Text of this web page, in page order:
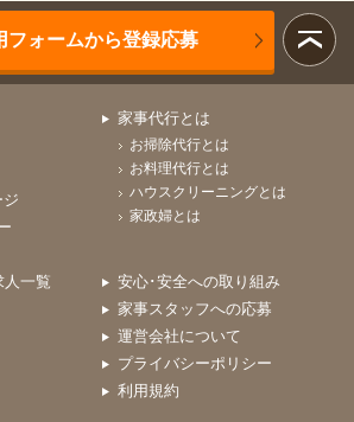
フォームから登録応募
家事代行とは
お掃除代行とは
お料理代行とは
ハウスクリーニングとは
家政婦とは
人一覧
安心･安全への取り組み
家事スタッフへの応募
運営会社について
プライバシーポリシー
利用規約